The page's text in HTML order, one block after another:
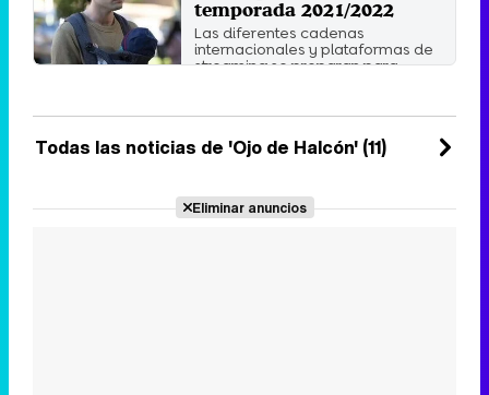
temporada 2021/2022
Las diferentes cadenas
internacionales y plataformas de
streaming se preparan para
Todas las noticias de 'Ojo de Halcón' (11)
Eliminar anuncios